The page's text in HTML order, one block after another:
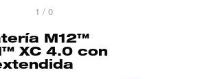
1 / 0
M12™
XC 4.0 con